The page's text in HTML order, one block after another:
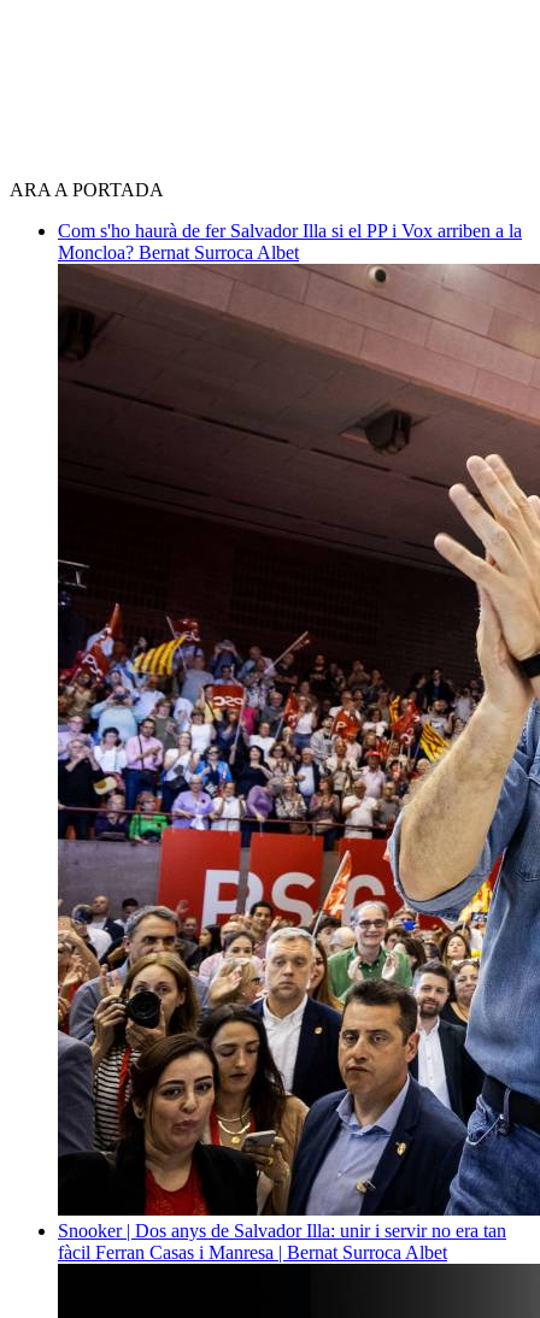
ARA A PORTADA
Com s'ho haurà de fer Salvador Illa si el PP i Vox arriben a la
Moncloa? Bernat Surroca Albet
Snooker | Dos anys de Salvador Illa: unir i servir no era tan
fàcil Ferran Casas i Manresa | Bernat Surroca Albet